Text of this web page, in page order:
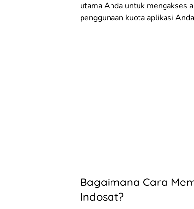
utama Anda untuk mengakses
penggunaan kuota aplikasi
Bagaimana Cara
Indosat?